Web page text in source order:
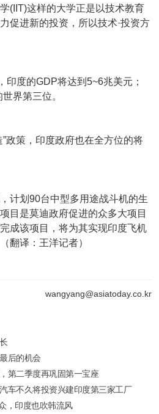
(IIT)这样的大学正是以技术教育
促进新的投资，所以技术·投资方
度的GDP将达到5~6兆美元；
界第三位。
政策，印度政府也在全方位的将
计划90台中型多用途战斗机的生
目是莫迪政府促进的众多大项目
成该项目，将为其实现印度飞机
翻译：王洋记者）
wangyang@asiatoday.co.kr
后的机会
第二季度再巩固第一宝座
车不久将投资兴建印度第三家工厂
，印度也吹韩流风